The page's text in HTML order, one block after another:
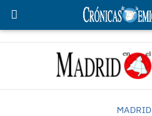
MADRID